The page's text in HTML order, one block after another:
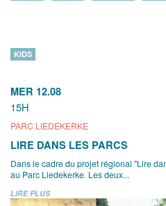
MER 12.08
15H
PARC LIEDEKERKE
KIDS
LIRE DANS LES PARCS
Dans le cadre du projet régional "Lire
au Parc Liedekerke. Les deux...
LIRE PLUS